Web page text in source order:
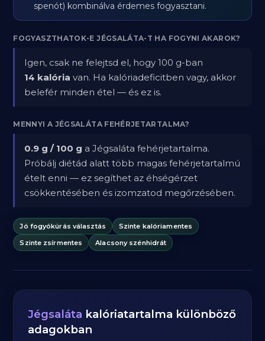
spenót) kombinálva érdemes fogyasztani.
FOGYASZTHATOK-E JÉGSALÁTA-T HA FOGYNI AKAROK?
Igen, csak ne felejtsd el, hogy 100 g-ban
14 kalória van. Ha kalóriadeficitben vagy, akkor
belefér minden étel — és ez is.
MENNYI A JÉGSALÁTA FEHÉRJETARTALMA?
0.9 g / 100 g a Jégsaláta fehérjetartalma.
Próbálj diétád alatt több magas fehérjetartalmú
ételt enni — ez segíthet az éhségérzet
csökkentésében és izomzatod megőrzésében.
Jó fogyókúrás választás
Szinte kalóriamentes
Szinte zsírmentes
Alacsony szénhidrát
Jégsaláta kalóriatartalma különböző
adagokban